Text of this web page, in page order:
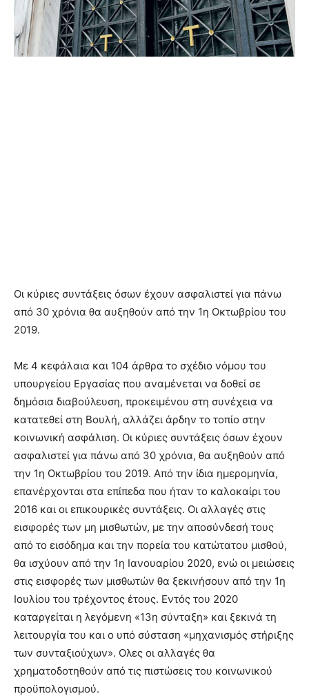
Οι κύριες συντάξεις όσων έχουν ασφαλιστεί για πάνω
από 30 χρόνια θα αυξηθούν από την 1η Οκτωβρίου του
2019.
Με 4 κεφάλαια και 104 άρθρα το σχέδιο νόμου του
υπουργείου Εργασίας που αναμένεται να δοθεί σε
δημόσια διαβούλευση, προκειμένου στη συνέχεια να
κατατεθεί στη Βουλή, αλλάζει άρδην το τοπίο στην
κοινωνική ασφάλιση. Οι κύριες συντάξεις όσων έχουν
ασφαλιστεί για πάνω από 30 χρόνια, θα αυξηθούν από
την 1η Οκτωβρίου του 2019. Από την ίδια ημερομηνία,
επανέρχονται στα επίπεδα που ήταν το καλοκαίρι του
2016 και οι επικουρικές συντάξεις. Οι αλλαγές στις
εισφορές των μη μισθωτών, με την αποσύνδεσή τους
από το εισόδημα και την πορεία του κατώτατου μισθού,
θα ισχύουν από την 1η Ιανουαρίου 2020, ενώ οι μειώσεις
στις εισφορές των μισθωτών θα ξεκινήσουν από την 1η
Ιουλίου του τρέχοντος έτους. Εντός του 2020
καταργείται η λεγόμενη «13η σύνταξη» και ξεκινά τη
λειτουργία του και ο υπό σύσταση «μηχανισμός στήριξης
των συνταξιούχων». Ολες οι αλλαγές θα
χρηματοδοτηθούν από τις πιστώσεις του κοινωνικού
προϋπολογισμού.